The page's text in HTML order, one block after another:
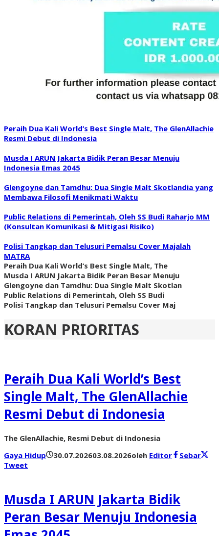
Peraih Dua Kali World’s Best Single Malt, The GlenAllachie
Resmi Debut di Indonesia
Musda I ARUN Jakarta Bidik Peran Besar Menuju
Indonesia Emas 2045
Glengoyne dan Tamdhu: Dua Single Malt Skotlandia yang
Membawa Filosofi Menikmati Waktu
Public Relations di Pemerintah, Oleh SS Budi Raharjo MM
(Konsultan Komunikasi & Mitigasi Risiko)
Polisi Tangkap dan Telusuri Pemalsu Cover Majalah
MATRA
Peraih Dua Kali World’s Best Single Malt, The
Musda I ARUN Jakarta Bidik Peran Besar Menuju
Glengoyne dan Tamdhu: Dua Single Malt Skotlan
Public Relations di Pemerintah, Oleh SS Budi
Polisi Tangkap dan Telusuri Pemalsu Cover Maj
KORAN PRIORITAS
Peraih Dua Kali World’s Best
Single Malt, The GlenAllachie
Resmi Debut di Indonesia
The GlenAllachie, Resmi Debut di Indonesia
Gaya Hidup
30.07.202603.08.2026oleh Editor
Sebar
Tweet
Musda I ARUN Jakarta Bidik
Peran Besar Menuju Indonesia